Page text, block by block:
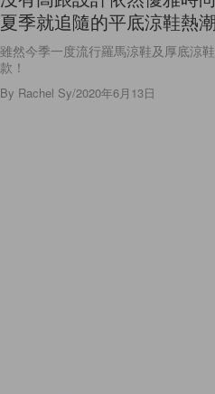
夏季就追隨的平底涼鞋熱潮
雖然今季一度流行羅馬涼鞋及厚底涼
款！
By Rachel Sy/2020年6月13日